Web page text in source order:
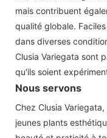
mais contribuent
qualité globale.
dans diverses
Clusia Variegata sont
qu'ils soient
Nous servons
Chez Clusia
jeunes plants